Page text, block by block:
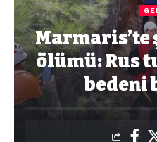
Marmaris’te
ölümü: Rus
bedeni